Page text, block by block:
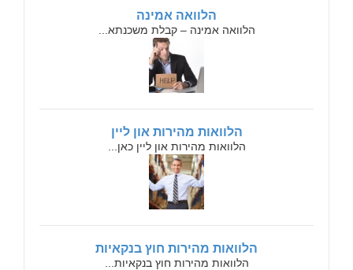
הלוואה אמינה
הלוואה אמינה – קבלת משכנתא...
הלוואות מהירות און ליין
הלוואות מהירות און ליין כאן...
הלוואות מהירות חוץ בנקאיות
הלוואות מהירות חוץ בנקאיות...